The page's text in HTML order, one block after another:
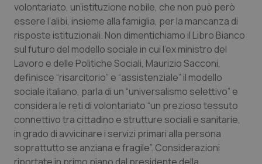
volontariato, un’istituzione nobile, che non può però
essere l’alibi, insieme alla famiglia, per la mancanza di
risposte istituzionali. Non dimentichiamo il Libro Bianco
sul futuro del modello sociale in cui l’ex ministro del
Lavoro e delle Politiche Sociali, Maurizio Sacconi,
definisce “risarcitorio” e “assistenziale” il modello
sociale italiano, parla di un “universalismo selettivo” e
considera le reti di volontariato “un prezioso tessuto
connettivo tra cittadino e strutture sociali e sanitarie,
in grado di avvicinare i servizi primari alla persona
soprattutto se anziana e fragile”. Considerazioni